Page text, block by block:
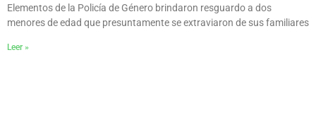
Elementos de la Policía de Género brindaron resguardo a dos
menores de edad que presuntamente se extraviaron de sus familiares
Leer »